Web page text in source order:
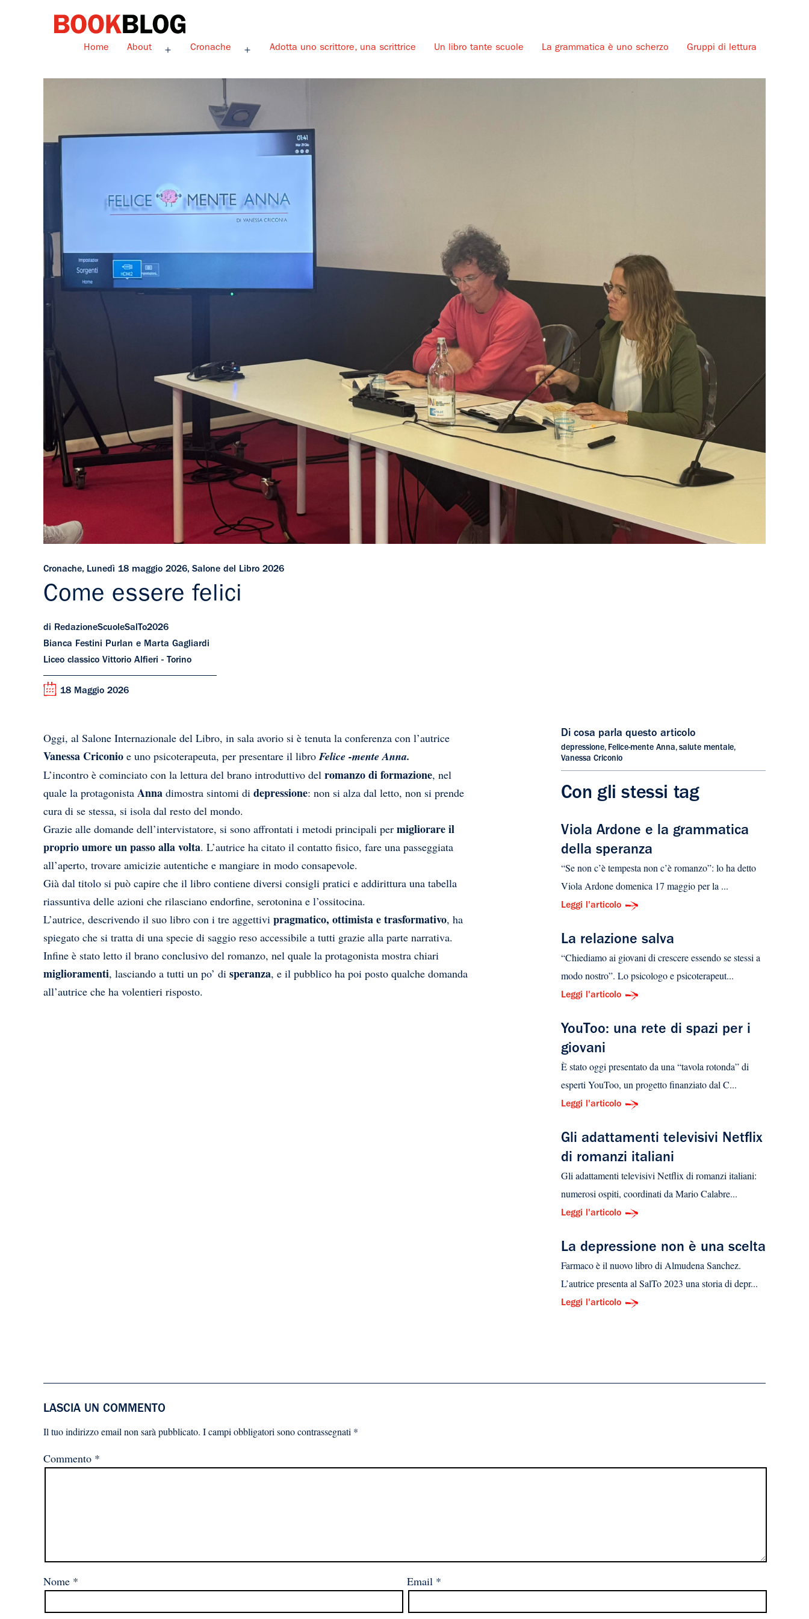
Home About
Apri
Cronache
Apri
Adotta uno scrittore, una scrittrice Un libro tante scuole La grammatica è uno scherzo Gruppi di lettura
Cronache, Lunedì 18 maggio 2026, Salone del Libro 2026
Come essere felici
di RedazioneScuoleSalTo2026
Bianca Festini Purlan e Marta Gagliardi
Liceo classico Vittorio Alfieri - Torino
18 Maggio 2026
Oggi, al Salone Internazionale del Libro, in sala avorio si è tenuta la conferenza con l’autrice
Vanessa Criconio e uno psicoterapeuta, per presentare il libroFelice -mente Anna.
L’incontro è cominciato con la lettura del brano introduttivo del romanzo di formazione, nel
quale la protagonista Anna dimostra sintomi di depressione: non si alza dal letto, non si prende
cura di se stessa, si isola dal resto del mondo.
Grazie alle domande dell’intervistatore, si sono affrontati i metodi principali per migliorare il
proprio umore un passo alla volta. L’autrice ha citato il contatto fisico, fare una passeggiata
all’aperto, trovare amicizie autentiche e mangiare in modo consapevole.
Già dal titolo si può capire che il libro contiene diversi consigli pratici e addirittura una tabella
riassuntiva delle azioni che rilasciano endorfine, serotonina e l’ossitocina.
L’autrice, descrivendo il suo libro con i tre aggettivi pragmatico, ottimista e trasformativo, ha
spiegato che si tratta di una specie di saggio reso accessibile a tutti grazie alla parte narrativa.
Infine è stato letto il brano conclusivo del romanzo, nel quale la protagonista mostra chiari
miglioramenti, lasciando a tutti un po’ di speranza, e il pubblico ha poi posto qualche domanda
all’autrice che ha volentieri risposto.
Di cosa parla questo articolo
depressione, Felice-mente Anna, salute mentale,
Vanessa Criconio
Con gli stessi tag
Viola Ardone e la grammatica
della speranza
“Se non c’è tempesta non c’è romanzo”: lo ha detto
Viola Ardone domenica 17 maggio per la ...
Leggi l'articolo
La relazione salva
“Chiediamo ai giovani di crescere essendo se stessi a
modo nostro”. Lo psicologo e psicoterapeut...
Leggi l'articolo
YouToo: una rete di spazi per i
giovani
È stato oggi presentato da una “tavola rotonda” di
esperti YouToo, un progetto finanziato dal C...
Leggi l'articolo
Gli adattamenti televisivi Netflix
di romanzi italiani
Gli adattamenti televisivi Netflix di romanzi italiani:
numerosi ospiti, coordinati da Mario Calabre...
Leggi l'articolo
La depressione non è una scelta
Farmaco è il nuovo libro di Almudena Sanchez.
L’autrice presenta al SalTo 2023 una storia di depr...
Leggi l'articolo
LASCIA UN COMMENTO
Il tuo indirizzo email non sarà pubblicato. I campi obbligatori sono contrassegnati *
Commento *
Nome * Email *